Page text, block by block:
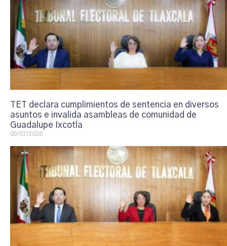
TET declara cumplimientos de sentencia en diversos
asuntos e invalida asambleas de comunidad de
Guadalupe Ixcotla
09/07/2026